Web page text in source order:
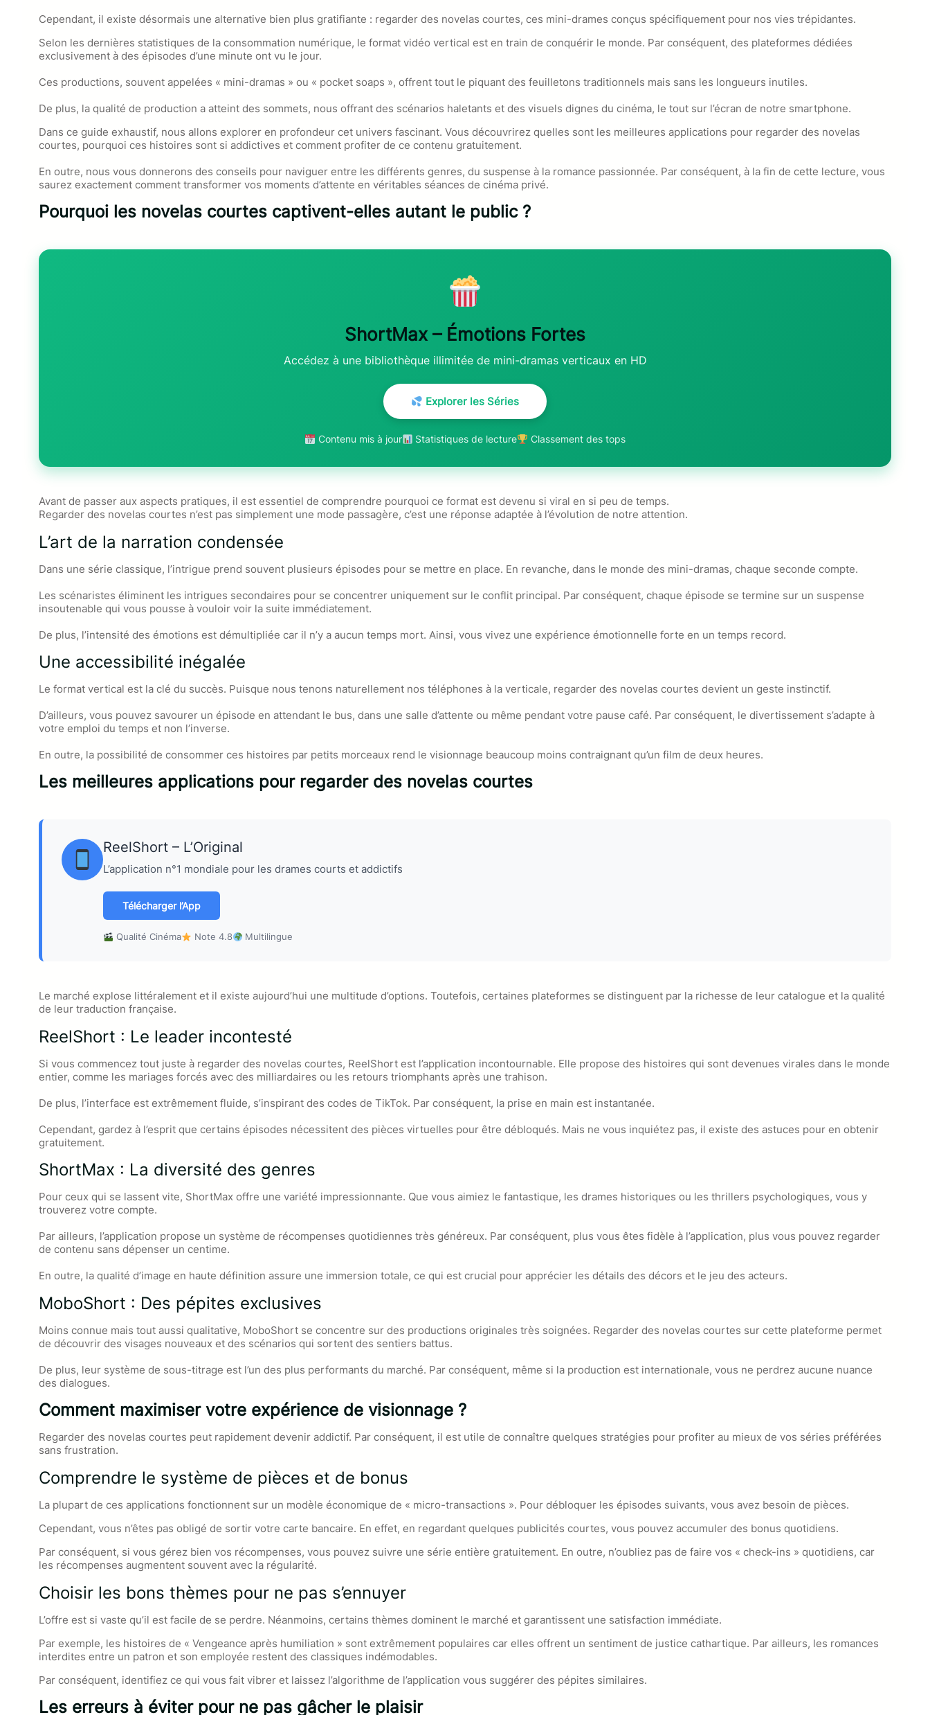
Cependant, il existe désormais une alternative bien plus gratifiante : regarder des novelas courtes, ces mini-drames conçus spécifiquement pour nos vies trépidantes.
Selon les dernières statistiques de la consommation numérique, le format vidéo vertical est en train de conquérir le monde. Par conséquent, des plateformes dédiées
exclusivement à des épisodes d’une minute ont vu le jour.
Ces productions, souvent appelées « mini-dramas » ou « pocket soaps », offrent tout le piquant des feuilletons traditionnels mais sans les longueurs inutiles.
De plus, la qualité de production a atteint des sommets, nous offrant des scénarios haletants et des visuels dignes du cinéma, le tout sur l’écran de notre smartphone.
Dans ce guide exhaustif, nous allons explorer en profondeur cet univers fascinant. Vous découvrirez quelles sont les meilleures applications pour regarder des novelas
courtes, pourquoi ces histoires sont si addictives et comment profiter de ce contenu gratuitement.
En outre, nous vous donnerons des conseils pour naviguer entre les différents genres, du suspense à la romance passionnée. Par conséquent, à la fin de cette lecture, vous
saurez exactement comment transformer vos moments d’attente en véritables séances de cinéma privé.
Pourquoi les novelas courtes captivent-elles autant le public ?
ShortMax – Émotions Fortes
Accédez à une bibliothèque illimitée de mini-dramas verticaux en HD
Explorer les Séries
Contenu mis à jour Statistiques de lecture Classement des tops
Avant de passer aux aspects pratiques, il est essentiel de comprendre pourquoi ce format est devenu si viral en si peu de temps.
Regarder des novelas courtes n’est pas simplement une mode passagère, c’est une réponse adaptée à l’évolution de notre attention.
L’art de la narration condensée
Dans une série classique, l’intrigue prend souvent plusieurs épisodes pour se mettre en place. En revanche, dans le monde des mini-dramas, chaque seconde compte.
Les scénaristes éliminent les intrigues secondaires pour se concentrer uniquement sur le conflit principal. Par conséquent, chaque épisode se termine sur un suspense
insoutenable qui vous pousse à vouloir voir la suite immédiatement.
De plus, l’intensité des émotions est démultipliée car il n’y a aucun temps mort. Ainsi, vous vivez une expérience émotionnelle forte en un temps record.
Une accessibilité inégalée
Le format vertical est la clé du succès. Puisque nous tenons naturellement nos téléphones à la verticale, regarder des novelas courtes devient un geste instinctif.
D’ailleurs, vous pouvez savourer un épisode en attendant le bus, dans une salle d’attente ou même pendant votre pause café. Par conséquent, le divertissement s’adapte à
votre emploi du temps et non l’inverse.
En outre, la possibilité de consommer ces histoires par petits morceaux rend le visionnage beaucoup moins contraignant qu’un film de deux heures.
Les meilleures applications pour regarder des novelas courtes
ReelShort – L’Original
L’application n°1 mondiale pour les drames courts et addictifs
Télécharger l’App
Qualité Cinéma Note 4.8 Multilingue
Le marché explose littéralement et il existe aujourd’hui une multitude d’options. Toutefois, certaines plateformes se distinguent par la richesse de leur catalogue et la qualité
de leur traduction française.
ReelShort : Le leader incontesté
Si vous commencez tout juste à regarder des novelas courtes, ReelShort est l’application incontournable. Elle propose des histoires qui sont devenues virales dans le monde
entier, comme les mariages forcés avec des milliardaires ou les retours triomphants après une trahison.
De plus, l’interface est extrêmement fluide, s’inspirant des codes de TikTok. Par conséquent, la prise en main est instantanée.
Cependant, gardez à l’esprit que certains épisodes nécessitent des pièces virtuelles pour être débloqués. Mais ne vous inquiétez pas, il existe des astuces pour en obtenir
gratuitement.
ShortMax : La diversité des genres
Pour ceux qui se lassent vite, ShortMax offre une variété impressionnante. Que vous aimiez le fantastique, les drames historiques ou les thrillers psychologiques, vous y
trouverez votre compte.
Par ailleurs, l’application propose un système de récompenses quotidiennes très généreux. Par conséquent, plus vous êtes fidèle à l’application, plus vous pouvez regarder
de contenu sans dépenser un centime.
En outre, la qualité d’image en haute définition assure une immersion totale, ce qui est crucial pour apprécier les détails des décors et le jeu des acteurs.
MoboShort : Des pépites exclusives
Moins connue mais tout aussi qualitative, MoboShort se concentre sur des productions originales très soignées. Regarder des novelas courtes sur cette plateforme permet
de découvrir des visages nouveaux et des scénarios qui sortent des sentiers battus.
De plus, leur système de sous-titrage est l’un des plus performants du marché. Par conséquent, même si la production est internationale, vous ne perdrez aucune nuance
des dialogues.
Comment maximiser votre expérience de visionnage ?
Regarder des novelas courtes peut rapidement devenir addictif. Par conséquent, il est utile de connaître quelques stratégies pour profiter au mieux de vos séries préférées
sans frustration.
Comprendre le système de pièces et de bonus
La plupart de ces applications fonctionnent sur un modèle économique de « micro-transactions ». Pour débloquer les épisodes suivants, vous avez besoin de pièces.
Cependant, vous n’êtes pas obligé de sortir votre carte bancaire. En effet, en regardant quelques publicités courtes, vous pouvez accumuler des bonus quotidiens.
Par conséquent, si vous gérez bien vos récompenses, vous pouvez suivre une série entière gratuitement. En outre, n’oubliez pas de faire vos « check-ins » quotidiens, car
les récompenses augmentent souvent avec la régularité.
Choisir les bons thèmes pour ne pas s’ennuyer
L’offre est si vaste qu’il est facile de se perdre. Néanmoins, certains thèmes dominent le marché et garantissent une satisfaction immédiate.
Par exemple, les histoires de « Vengeance après humiliation » sont extrêmement populaires car elles offrent un sentiment de justice cathartique. Par ailleurs, les romances
interdites entre un patron et son employée restent des classiques indémodables.
Par conséquent, identifiez ce qui vous fait vibrer et laissez l’algorithme de l’application vous suggérer des pépites similaires.
Les erreurs à éviter pour ne pas gâcher le plaisir